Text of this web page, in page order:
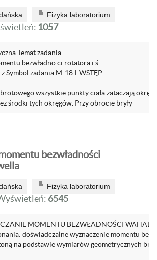
Fizyka laboratorium
1057
Temat zadania
bezwładno ci rotatora i ś
Symbol zadania M-18 I. WSTĘP
wszystkie punkty ciała zataczają
środki tych okręgów. Przy obrocie bryły
bezwładności
Fizyka laboratorium
6545
MOMENTU BEZWŁADNOŚCI
doświadczalne wyznaczenie momentu
na podstawie wymiarów geometrycznych